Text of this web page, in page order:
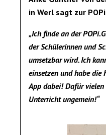
in Werl sagt zur
„Ich finde an der
der Schülerinnen und
umsetzbar wird. Ich
einsetzen und habe die
App dabei! Dafür
Unterricht ungemein!“